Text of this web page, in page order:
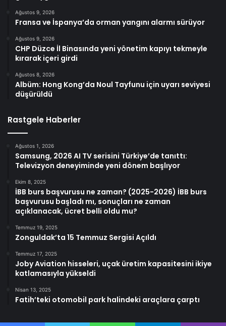
Ağustos 9, 2026
Fransa ve İspanya’da orman yangını alarmı sürüyor
Ağustos 9, 2026
CHP Düzce İl Binasında yeni yönetim kapıyı tekmeyle
kırarak içeri girdi
Ağustos 8, 2026
Albüm: Hong Kong’da Noul Tayfunu için uyarı seviyesi
düşürüldü
Rastgele Haberler
Ağustos 1, 2026
Samsung, 2026 AI TV serisini Türkiye’de tanıttı:
Televizyon deneyiminde yeni dönem başlıyor
Ekim 8, 2025
İBB burs başvurusu ne zaman? (2025-2026) İBB burs
başvurusu başladı mı, sonuçları ne zaman
açıklanacak, ücret belli oldu mu?
Temmuz 19, 2025
Zonguldak’ta 15 Temmuz Sergisi Açıldı
Temmuz 17, 2025
Joby Aviation hisseleri, uçak üretim kapasitesini ikiye
katlamasıyla yükseldi
Nisan 13, 2025
Fatih’teki otomobil park halindeki araçlara çarptı